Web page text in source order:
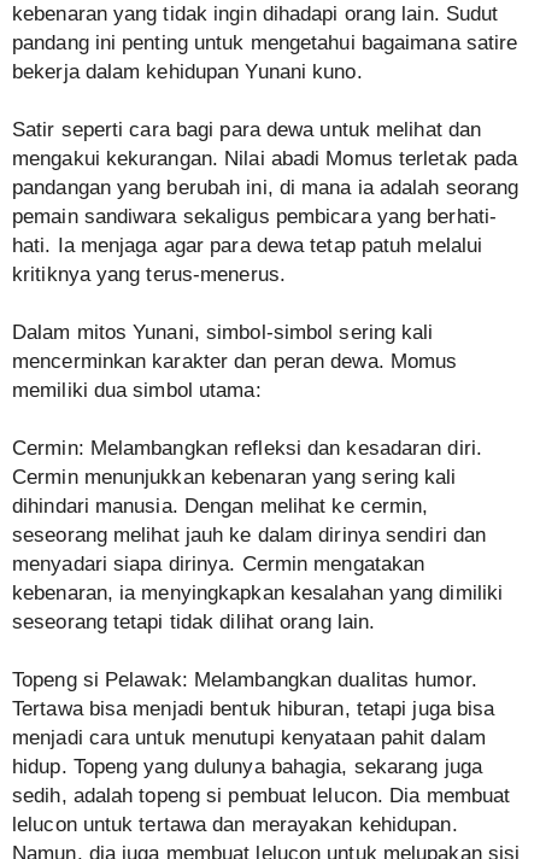
kebenaran yang tidak ingin dihadapi orang lain. Sudut
pandang ini penting untuk mengetahui bagaimana satire
bekerja dalam kehidupan Yunani kuno.
Satir seperti cara bagi para dewa untuk melihat dan
mengakui kekurangan. Nilai abadi Momus terletak pada
pandangan yang berubah ini, di mana ia adalah seorang
pemain sandiwara sekaligus pembicara yang berhati-
hati. Ia menjaga agar para dewa tetap patuh melalui
kritiknya yang terus-menerus.
Dalam mitos Yunani, simbol-simbol sering kali
mencerminkan karakter dan peran dewa. Momus
memiliki dua simbol utama:
Cermin: Melambangkan refleksi dan kesadaran diri.
Cermin menunjukkan kebenaran yang sering kali
dihindari manusia. Dengan melihat ke cermin,
seseorang melihat jauh ke dalam dirinya sendiri dan
menyadari siapa dirinya. Cermin mengatakan
kebenaran, ia menyingkapkan kesalahan yang dimiliki
seseorang tetapi tidak dilihat orang lain.
Topeng si Pelawak: Melambangkan dualitas humor.
Tertawa bisa menjadi bentuk hiburan, tetapi juga bisa
menjadi cara untuk menutupi kenyataan pahit dalam
hidup. Topeng yang dulunya bahagia, sekarang juga
sedih, adalah topeng si pembuat lelucon. Dia membuat
lelucon untuk tertawa dan merayakan kehidupan.
Namun, dia juga membuat lelucon untuk melupakan sisi